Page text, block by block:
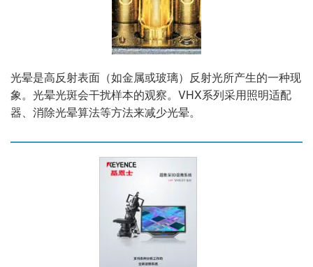
光晕是高反射表面（如金属或玻璃）反射光所产生的一种现
象。光晕光斑会干扰样本的观察。VHX系列采用照明适配
器、消除光晕算法等方法来减少光晕。